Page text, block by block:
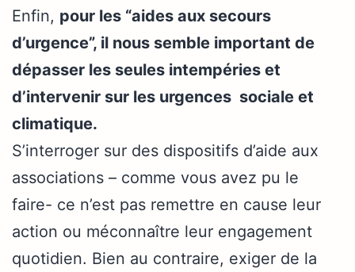
Enfin, pour les “aides aux secours
d’urgence”, il nous semble important de
dépasser les seules intempéries et
d’intervenir sur les urgences sociale et
climatique.
S’interroger sur des dispositifs d’aide aux
associations – comme vous avez pu le
faire- ce n’est pas remettre en cause leur
action ou méconnaître leur engagement
quotidien. Bien au contraire, exiger de la